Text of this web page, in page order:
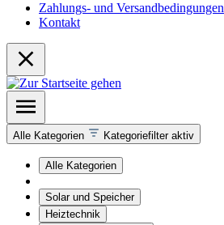
Zahlungs- und Versandbedingungen
Kontakt
Alle Kategorien Kategoriefilter aktiv
Alle Kategorien
Solar und Speicher
Heiztechnik